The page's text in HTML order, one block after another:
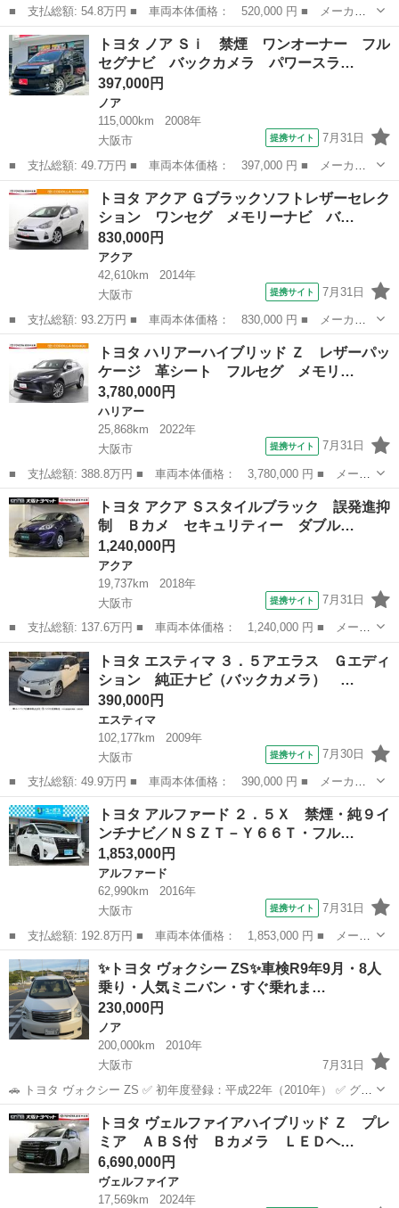
■ 支払総額: 54.8万円 ■ 車両本体価格： 520,000 円 ■ メーカー
名： トヨタ ■ 車種名： プリウス ■ グレード名： Ｌ ■ 排気
量： 1800cc ■ ドア枚数： 5D ■ ミッション： CVT ■ ...
大阪 大阪市 プリウス
トヨタ ノア Ｓｉ 禁煙 ワンオーナー フル
セグナビ バックカメラ パワースラ…
397,000円
ノア
115,000km
2008年
大阪市
提携サイト 7月31日
■ 支払総額: 49.7万円 ■ 車両本体価格： 397,000 円 ■ メーカー
名： トヨタ ■ 車種名： ノア ■ グレード名： Ｓｉ 禁煙 ワ
ンオーナー フルセグナビ バックカメラ パワースライドドア ロ
ーダウン 社...
大阪 大阪市 ノア
トヨタ アクア Ｇブラックソフトレザーセレク
ション ワンセグ メモリーナビ バ…
830,000円
アクア
42,610km
2014年
大阪市
提携サイト 7月31日
■ 支払総額: 93.2万円 ■ 車両本体価格： 830,000 円 ■ メーカー
名： トヨタ ■ 車種名： アクア ■ グレード名： Ｇブラックソ
フトレザーセレクション ワンセグ メモリーナビ バックカメラ
ＥＴＣ ドラ...
大阪 大阪市 アクア
トヨタ ハリアーハイブリッド Ｚ レザーパッ
ケージ 革シート フルセグ メモリ…
3,780,000円
ハリアー
25,868km
2022年
大阪市
提携サイト 7月31日
■ 支払総額: 388.8万円 ■ 車両本体価格： 3,780,000 円 ■ メーカ
ー名： トヨタ ■ 車種名： ハリアーハイブリッド ■ グレード
名： Ｚ レザーパッケージ 革シート フルセグ メモリーナビ
バックカメ...
大阪 大阪市 ハリアー
トヨタ アクア Ｓスタイルブラック 誤発進抑
制 Ｂカメ セキュリティー ダブル…
1,240,000円
アクア
19,737km
2018年
大阪市
提携サイト 7月31日
■ 支払総額: 137.6万円 ■ 車両本体価格： 1,240,000 円 ■ メーカ
ー名： トヨタ ■ 車種名： アクア ■ グレード名： Ｓスタイル
ブラック 誤発進抑制 Ｂカメ セキュリティー ダブルエアバッ
グ ナビ・...
大阪 大阪市 アクア
トヨタ エスティマ ３．５アエラス Ｇエディ
ション 純正ナビ（バックカメラ） …
390,000円
エスティマ
102,177km
2009年
大阪市
提携サイト 7月30日
■ 支払総額: 49.9万円 ■ 車両本体価格： 390,000 円 ■ メーカー
名： トヨタ ■ 車種名： エスティマ ■ グレード名： ３．５ア
エラス Ｇエディション 純正ナビ（バックカメラ） ＥＴＣ 両側
パワースライ...
大阪 大阪市 エスティマ
トヨタ アルファード ２．５Ｘ 禁煙・純９イ
ンチナビ／ＮＳＺＴ－Ｙ６６Ｔ・フル…
1,853,000円
アルファード
62,990km
2016年
大阪市
提携サイト 7月31日
■ 支払総額: 192.8万円 ■ 車両本体価格： 1,853,000 円 ■ メーカ
ー名： トヨタ ■ 車種名： アルファード ■ グレード名： ２．
５Ｘ 禁煙・純９インチナビ／ＮＳＺＴ－Ｙ６６Ｔ・フルセグＴＶ・
Ｒカメラ...
大阪 大阪市 アルファード
✨トヨタ ヴォクシー ZS✨車検R9年9月・8人
乗り・人気ミニバン・すぐ乗れま…
230,000円
ノア
200,000km
2010年
大阪市
7月31日
🚗 トヨタ ヴォクシー ZS ✅ 初年度登録：平成22年（2010年） ✅ グレ
ード：ZS ✅ 排気量：2,000cc ✅ ガソリン車 ✅ オートマ（AT） ✅ 8人
乗り ✅ 車検：令和9年9月1日まで ✅ 走行距離：約2...
大阪 大阪市 ノア
トヨタ ヴェルファイアハイブリッド Ｚ プレ
ミア ＡＢＳ付 Ｂカメラ ＬＥＤヘ…
6,690,000円
ヴェルファイア
17,569km
2024年